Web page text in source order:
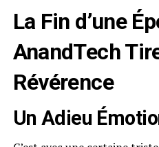
La Fin d’une
AnandTech
Révérence
Un Adieu